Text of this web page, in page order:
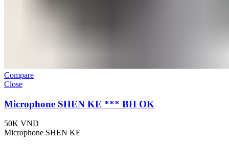
Compare
Close
Microphone SHEN KE *** BH OK
50K VND
Microphone SHEN KE